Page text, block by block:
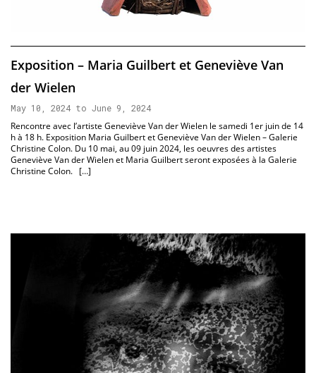
Exposition – Maria Guilbert et Geneviève Van
der Wielen
May 10, 2024 to June 9, 2024
Rencontre avec l’artiste Geneviève Van der Wielen le samedi 1er juin de 14
h à 18 h. Exposition Maria Guilbert et Geneviève Van der Wielen – Galerie
Christine Colon. Du 10 mai, au 09 juin 2024, les oeuvres des artistes
Geneviève Van der Wielen et Maria Guilbert seront exposées à la Galerie
Christine Colon. […]